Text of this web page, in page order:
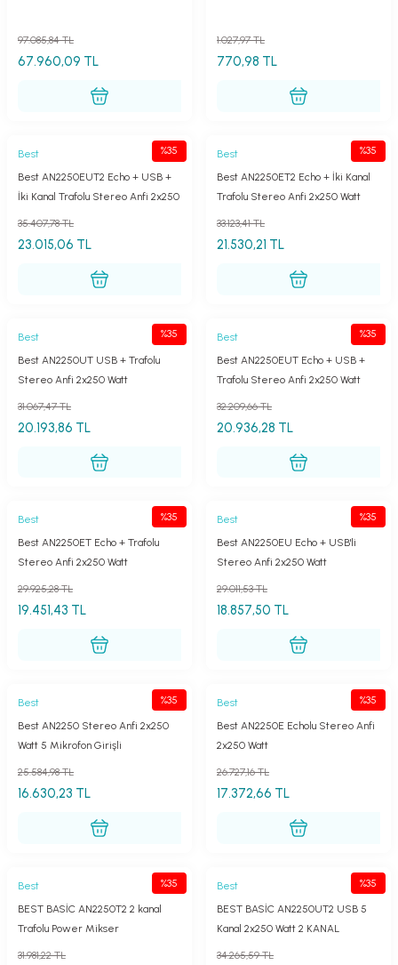
67.960,09 TL
97.085,84 TL
770,98 TL
1.027,97 TL
%35
Best
Best AN2250EUT2 Echo + USB +
İki Kanal Trafolu Stereo Anfi 2x250
23.015,06 TL
35.407,78 TL
%35
Best
Best AN2250ET2 Echo + İki Kanal
Trafolu Stereo Anfi 2x250 Watt
21.530,21 TL
33.123,41 TL
%35
Best
Best AN2250UT USB + Trafolu
Stereo Anfi 2x250 Watt
20.193,86 TL
31.067,47 TL
%35
Best
Best AN2250EUT Echo + USB +
Trafolu Stereo Anfi 2x250 Watt
20.936,28 TL
32.209,66 TL
%35
Best
Best AN2250ET Echo + Trafolu
Stereo Anfi 2x250 Watt
19.451,43 TL
29.925,28 TL
%35
Best
Best AN2250EU Echo + USB'li
Stereo Anfi 2x250 Watt
18.857,50 TL
29.011,53 TL
%35
Best
Best AN2250 Stereo Anfi 2x250
Watt 5 Mikrofon Girişli
16.630,23 TL
25.584,98 TL
%35
Best
Best AN2250E Echolu Stereo Anfi
2x250 Watt
17.372,66 TL
26.727,16 TL
%35
Best
BEST BASİC AN2250T2 2 kanal
Trafolu Power Mikser
31.981,22 TL
%35
Best
BEST BASİC AN2250UT2 USB 5
Kanal 2x250 Watt 2 KANAL
34.265,59 TL